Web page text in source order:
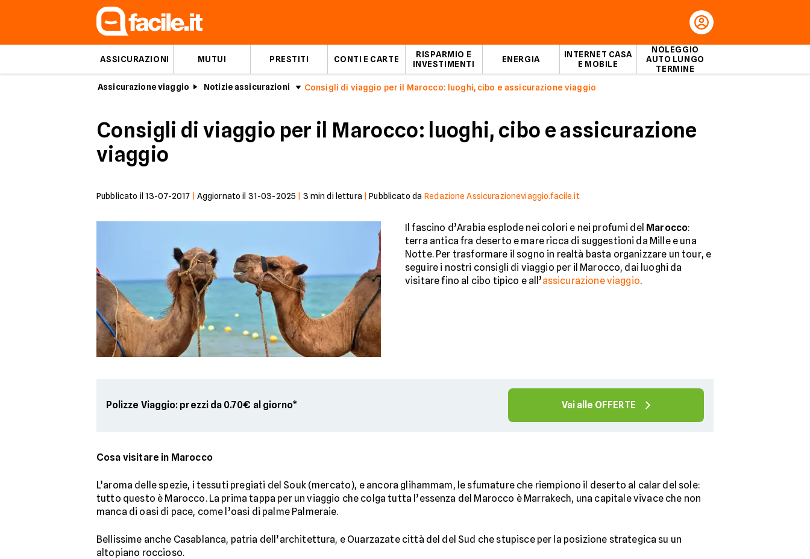
ASSICURAZIONI MUTUI PRESTITI CONTI E CARTE
RISPARMIO E
INVESTIMENTI
ENERGIA
INTERNET CASA
E MOBILE
NOLEGGIO
AUTO LUNGO
TERMINE
Assicurazione viaggio
Notizie assicurazioni Consigli di viaggio per il Marocco: luoghi, cibo e assicurazione viaggio
Consigli di viaggio per il Marocco: luoghi, cibo e assicurazione
viaggio
Pubblicato il 13-07-2017 Aggiornato il 31-03-2025 3 min di lettura |Pubblicato da Redazione Assicurazioneviaggio.facile.it
Il fascino d’Arabia esplode nei colori e nei profumi del Marocco:
terra antica fra deserto e mare ricca di suggestioni da Mille e una
Notte. Per trasformare il sogno in realtà basta organizzare un tour, e
seguire i nostri consigli di viaggio per il Marocco, dai luoghi da
visitare fino al cibo tipico e all’assicurazione viaggio.
Polizze Viaggio: prezzi da 0.70€ al giorno* Vai alle OFFERTE
Cosa visitare in Marocco
L’aroma delle spezie, i tessuti pregiati del Souk (mercato), e ancora glihammam, le sfumature che riempiono il deserto al calar del sole:
tutto questo è Marocco. La prima tappa per un viaggio che colga tutta l’essenza del Marocco è Marrakech, una capitale vivace che non
manca di oasi di pace, come l’oasi di palme Palmeraie.
Bellissime anche Casablanca, patria dell’architettura, e Ouarzazate città del del Sud che stupisce per la posizione strategica su un
altopiano roccioso.